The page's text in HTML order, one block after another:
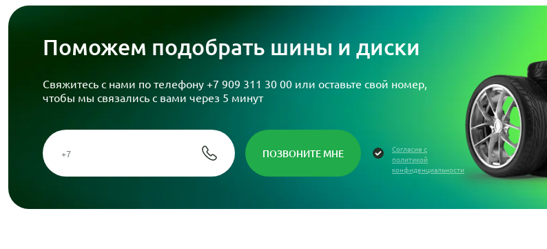
Поможем подобрать шины и диски
Свяжитесь с нами по телефону +7 909 311 30 00 или оставьте свой номер,
чтобы мы связались с вами через 5 минут
Согласие с
политикой
конфиденциальности